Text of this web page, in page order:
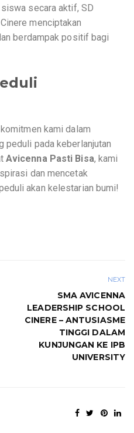
secara aktif, SD
menciptakan
berdampak positif bagi
kami dalam
peduli pada keberlanjutan
Avicenna Pasti Bisa, kami
dan mencetak
akan kelestarian bumi!
NEXT
SMA AVICENNA
LEADERSHIP SCHOOL
CINERE – ANTUSIASME
TINGGI DALAM
KUNJUNGAN KE IPB
UNIVERSITY